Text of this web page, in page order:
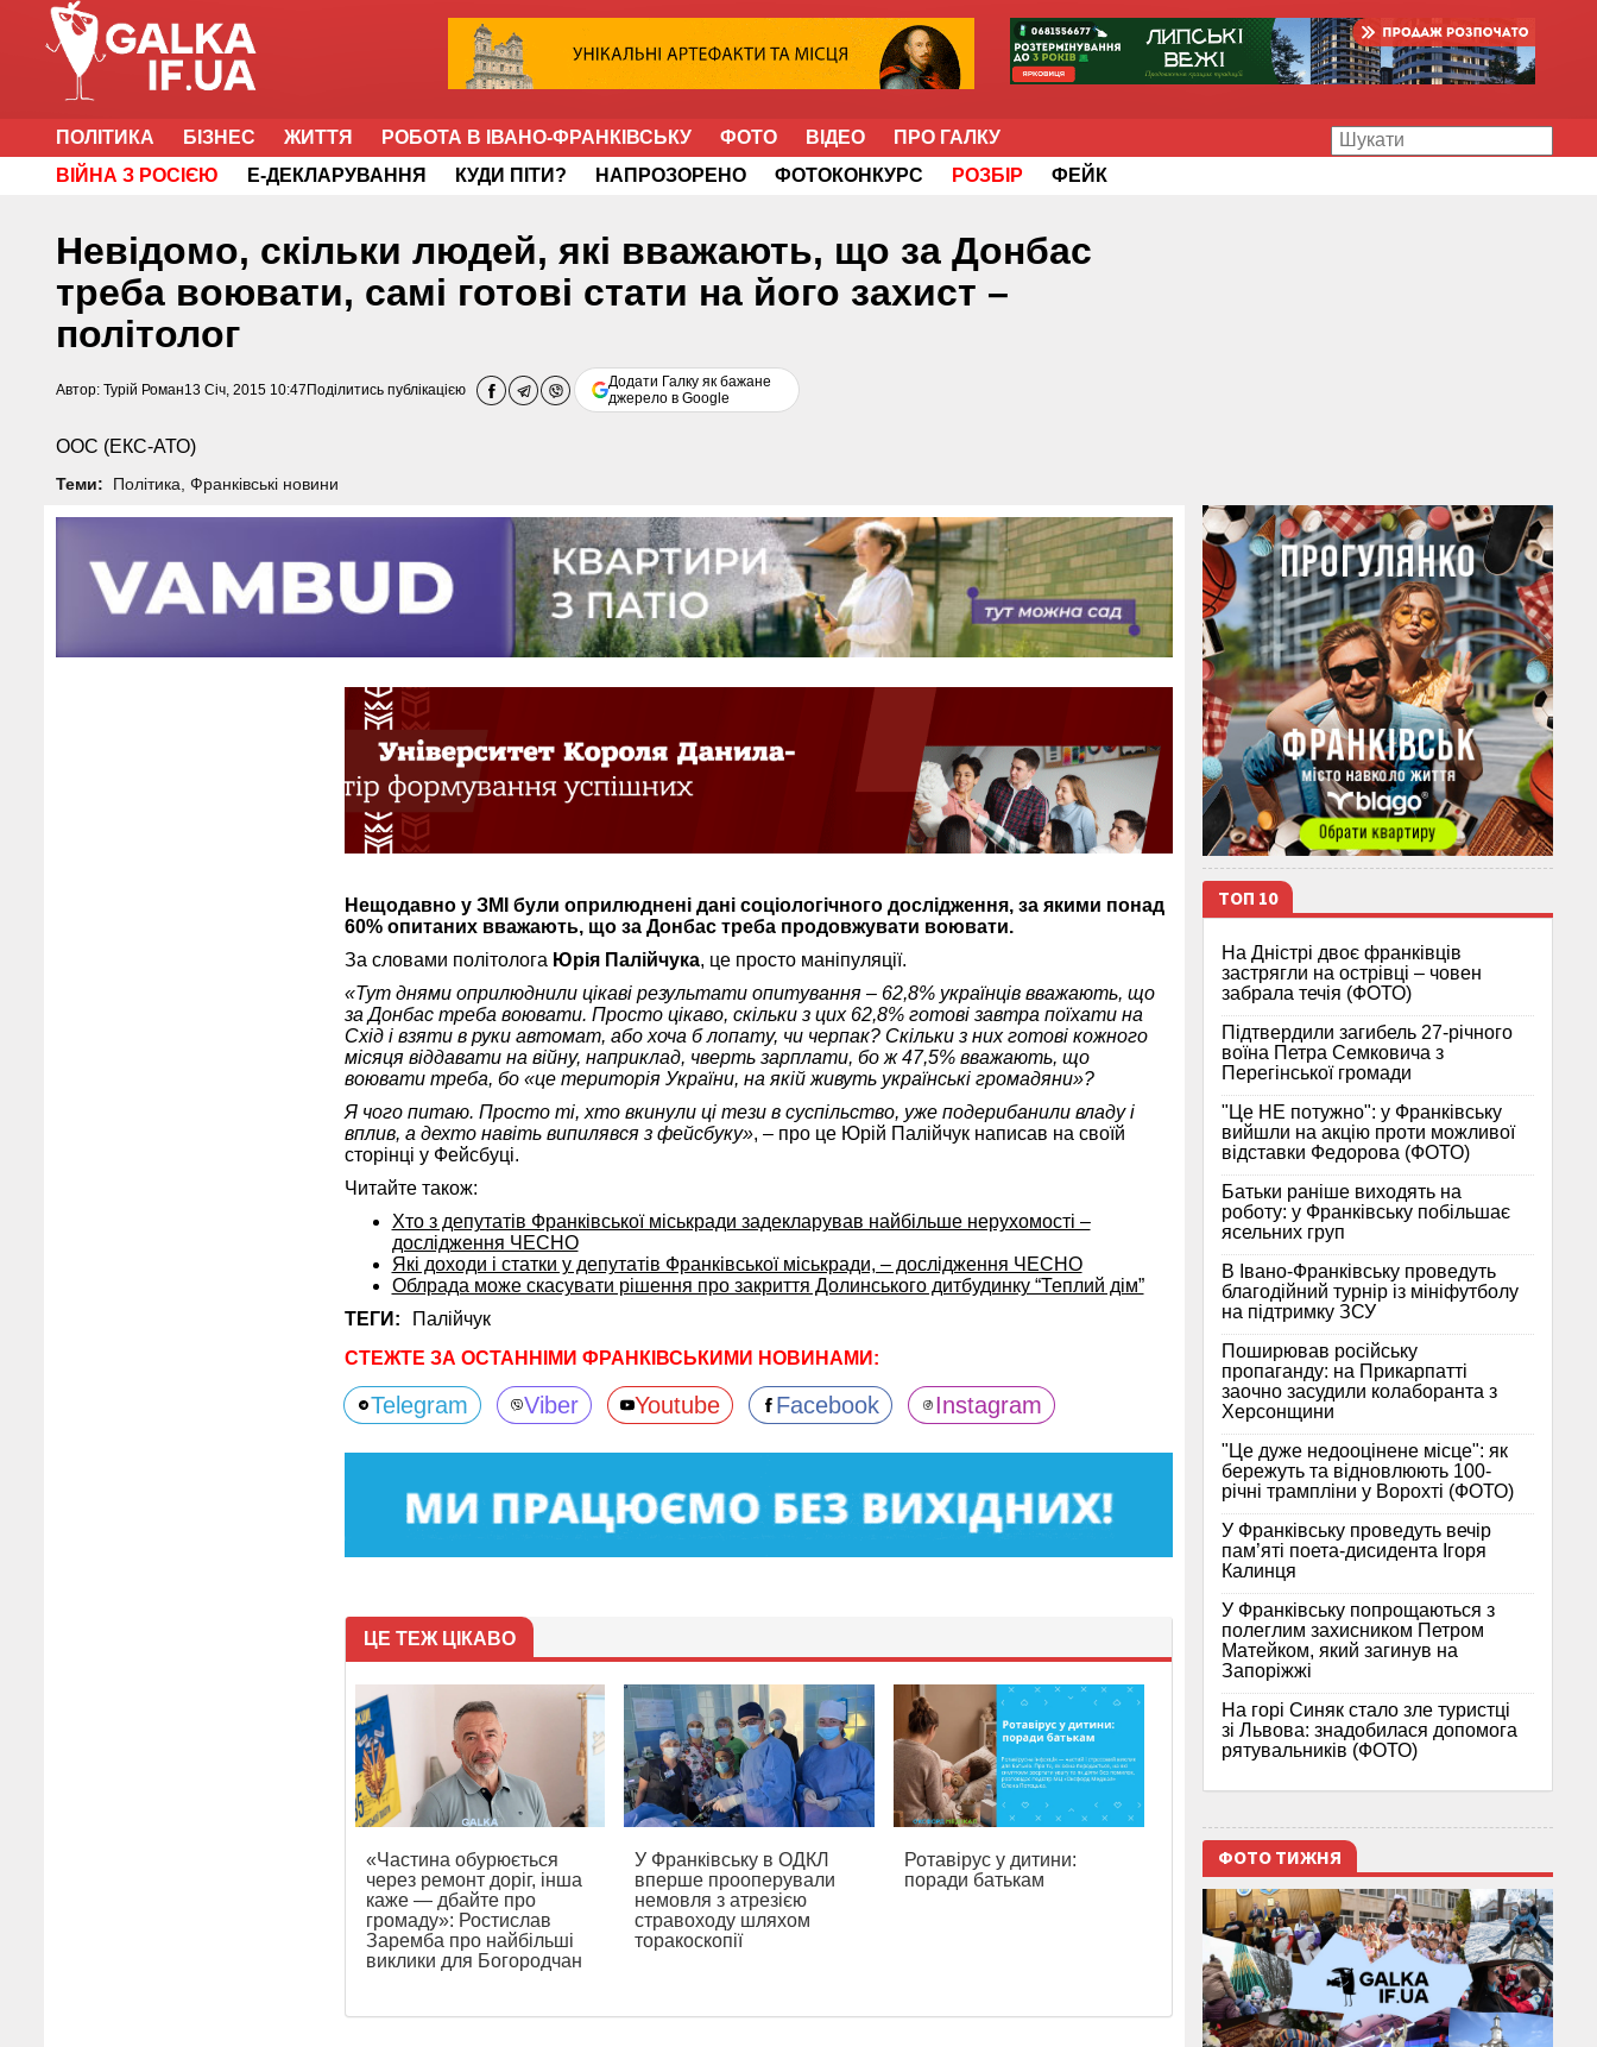
ПОЛІТИКА БІЗНЕС ЖИТТЯ РОБОТА В ІВАНО-ФРАНКІВСЬКУ ФОТО ВІДЕО
ПРО ГАЛКУ
ВІЙНА З РОСІЄЮ
Е-ДЕКЛАРУВАННЯ КУДИ ПІТИ? НАПРОЗОРЕНО ФОТОКОНКУРС РОЗБІР ФЕЙК
Невідомо, скільки людей, які вважають, що за Донбас
треба воювати, самі готові стати на його захист –
політолог
Автор: Турій Роман13 Січ, 2015 10:47 Поділитись публікацією
Додати Галку як бажане
джерело в Google
ООС (ЕКС-АТО)
Теми: Політика Франківські новини
Нещодавно у ЗМІ були оприлюднені дані соціологічного дослідження, за якими понад
60% опитаних вважають, що за Донбас треба продовжувати воювати.
За словами політолога Юрія Палійчука, це просто маніпуляції.
«Тут днями оприлюднили цікаві результати опитування – 62,8% українців вважають, що
за Донбас треба воювати. Просто цікаво, скільки з цих 62,8% готові завтра поїхати на
Схід і взяти в руки автомат, або хоча б лопату, чи черпак? Скільки з них готові кожного
місяця віддавати на війну, наприклад, чверть зарплати, бо ж 47,5% вважають, що
воювати треба, бо «це територія України, на якій живуть українські громадяни»?
Я чого питаю. Просто ті, хто вкинули ці тези в суспільство, уже подерибанили владу і
вплив, а дехто навіть випилявся з фейсбуку», – про це Юрій Палійчук написав на своїй
сторінці у Фейсбуці.
Читайте також:
Хто з депутатів Франківської міськради задекларував найбільше нерухомості –
дослідження ЧЕСНО
Які доходи і статки у депутатів Франківської міськради, – дослідження ЧЕСНО
Облрада може скасувати рішення про закриття Долинського дитбудинку “Теплий дім”
ТЕГИ:
Палійчук
СТЕЖТЕ ЗА ОСТАННІМИ ФРАНКІВСЬКИМИ НОВИНАМИ:
Telegram Viber Youtube Facebook Instagram
ЦЕ ТЕЖ ЦІКАВО
«Частина обурюється
через ремонт доріг, інша
каже — дбайте про
громаду»: Ростислав
Заремба про найбільші
виклики для Богородчан
У Франківську в ОДКЛ
вперше прооперували
немовля з атрезією
стравоходу шляхом
торакоскопії
Ротавірус у дитини:
поради батькам
ТОП 10
На Дністрі двоє франківців
застрягли на острівці – човен
забрала течія (ФОТО)
Підтвердили загибель 27-річного
воїна Петра Семковича з
Перегінської громади
"Це НЕ потужно": у Франківську
вийшли на акцію проти можливої
відставки Федорова (ФОТО)
Батьки раніше виходять на
роботу: у Франківську побільшає
ясельних груп
В Івано-Франківську проведуть
благодійний турнір із мініфутболу
на підтримку ЗСУ
Поширював російську
пропаганду: на Прикарпатті
заочно засудили колаборанта з
Херсонщини
"Це дуже недооцінене місце": як
бережуть та відновлюють 100-
річні трампліни у Ворохті (ФОТО)
У Франківську проведуть вечір
пам’яті поета-дисидента Ігоря
Калинця
У Франківську попрощаються з
полеглим захисником Петром
Матейком, який загинув на
Запоріжжі
На горі Синяк стало зле туристці
зі Львова: знадобилася допомога
рятувальників (ФОТО)
ФОТО ТИЖНЯ